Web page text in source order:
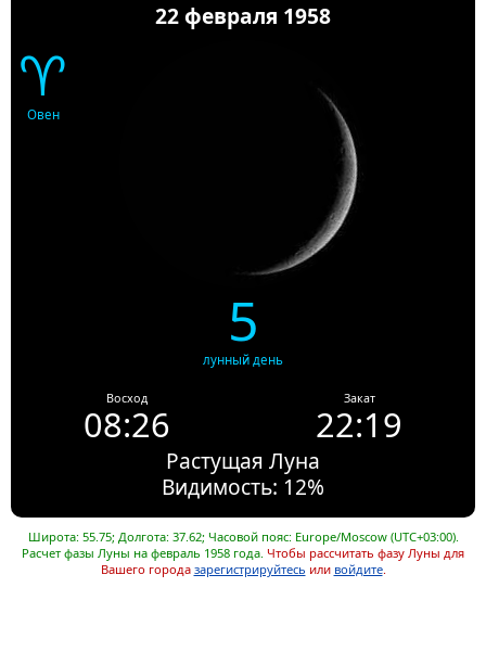
22 февраля 1958
♈
Овен
5
лунный день
Восход
08:26
Закат
22:19
Растущая Луна
Видимость: 12%
Широта: 55.75; Долгота: 37.62; Часовой пояс: Europe/Moscow (UTC+03:00).
Расчет фазы Луны на февраль 1958 года. Чтобы рассчитать фазу Луны для
Вашего города зарегистрируйтесь или войдите.